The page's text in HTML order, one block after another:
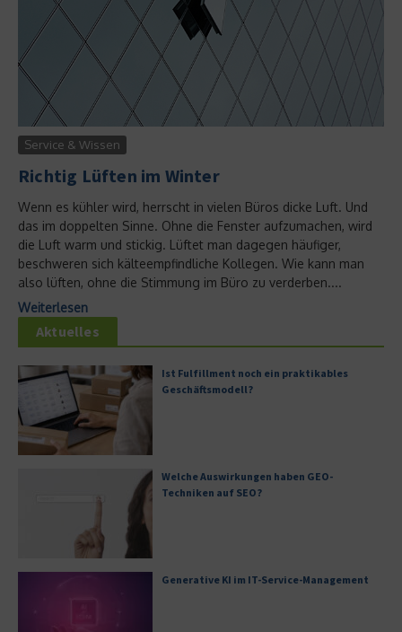
Service & Wissen
Richtig Lüften im Winter
Wenn es kühler wird, herrscht in vielen Büros dicke Luft. Und
das im doppelten Sinne. Ohne die Fenster aufzumachen, wird
die Luft warm und stickig. Lüftet man dagegen häufiger,
beschweren sich kälteempfindliche Kollegen. Wie kann man
also lüften, ohne die Stimmung im Büro zu verderben....
Weiterlesen
Aktuelles
Ist Fulfillment noch ein praktikables
Geschäftsmodell?
Welche Auswirkungen haben GEO-
Techniken auf SEO?
Generative KI im IT-Service-Management